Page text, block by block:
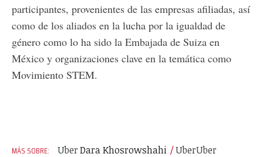
participantes, provenientes de las empresas afiliadas, así
como de los aliados en la lucha por la igualdad de
género como lo ha sido la Embajada de Suiza en
México y organizaciones clave en la temática como
Movimiento STEM.
UberDara Khosrowshahi UberUber